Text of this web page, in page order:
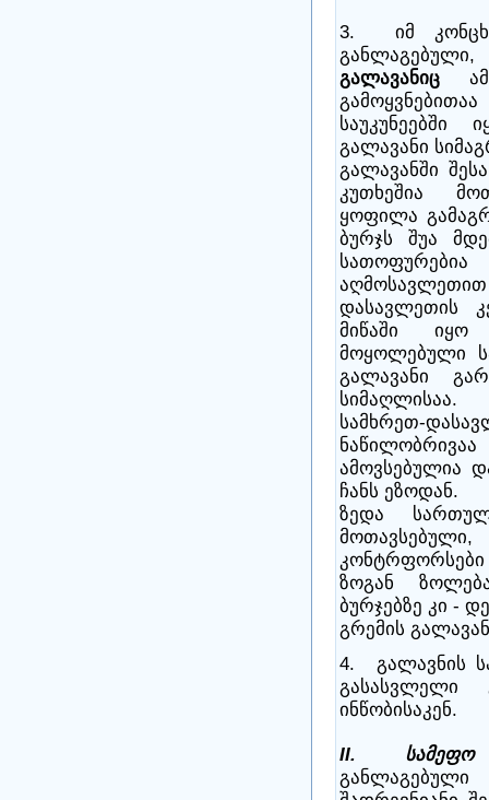
3. იმ
გალავანიც ამ
საუკუნეებში
გალავანი
გალავანში
კუთხეშია
ყოფილა
ბურჯს შუა
დასავლეთის
მიწაში
მოყოლებული
გალავანი
სიმაღლისაა.
სამხრეთ-
ამოვსებულია
ჩანს ეზოდან.
ზედა
ზოგან
ბურჯებზე კი -
გრემის
4. გალავნის
გასასვლელი
ინწობისაკენ.
II. სამეფო